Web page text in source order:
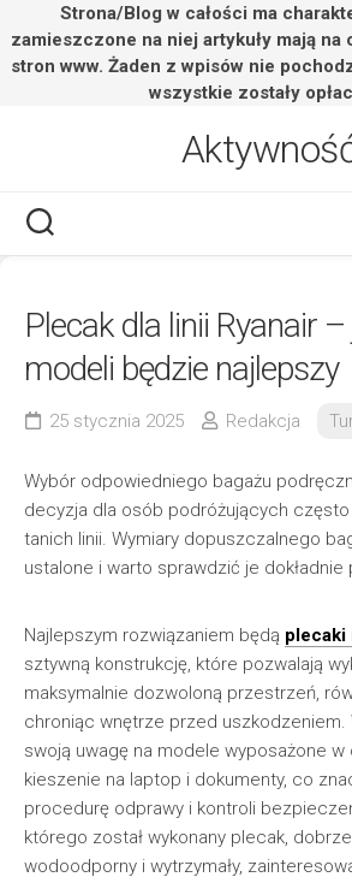
Strona/Blog w całości ma
zamieszczone na niej artykuły mają
stron www. Żaden z wpisów nie
wszystkie zostały
Plecak dla linii Ryanair
modeli będzie najlepszy
25 stycznia 2025 Redakcja
Wybór odpowiedniego bagażu
decyzja dla osób podróżujących
tanich linii. Wymiary dopuszczalnego
ustalone i warto sprawdzić je dokładnie
Najlepszym rozwiązaniem będą plecaki
sztywną konstrukcję, które pozwalają
maksymalnie dozwoloną przestrzeń,
chroniąc wnętrze przed uszkodzeniem.
swoją uwagę na modele wyposażone
kieszenie na laptop i dokumenty, co
procedurę odprawy i kontroli
którego został wykonany plecak,
wodoodporny i wytrzymały,